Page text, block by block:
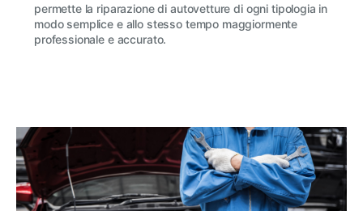
permette la riparazione di autovetture di ogni tipologia in
modo semplice e allo stesso tempo maggiormente
professionale e accurato.